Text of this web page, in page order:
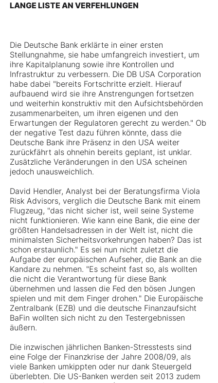
LANGE LISTE AN VERFEHLUNGEN
Die Deutsche Bank erklärte in einer ersten
Stellungnahme, sie habe umfangreich investiert, um
ihre Kapitalplanung sowie ihre Kontrollen und
Infrastruktur zu verbessern. Die DB USA Corporation
habe dabei "bereits Fortschritte erzielt. Hierauf
aufbauend wird sie ihre Anstrengungen fortsetzen
und weiterhin konstruktiv mit den Aufsichtsbehörden
zusammenarbeiten, um ihren eigenen und den
Erwartungen der Regulatoren gerecht zu werden." Ob
der negative Test dazu führen könnte, dass die
Deutsche Bank ihre Präsenz in den USA weiter
zurückfährt als ohnehin bereits geplant, ist unklar.
Zusätzliche Veränderungen in den USA scheinen
jedoch unausweichlich.
David Hendler, Analyst bei der Beratungsfirma Viola
Risk Advisors, verglich die Deutsche Bank mit einem
Flugzeug, "das nicht sicher ist, weil seine Systeme
nicht funktionieren. Wie kann eine Bank, die eine der
größten Handelsadressen in der Welt ist, nicht die
minimalsten Sicherheitsvorkehrungen haben? Das ist
schon erstaunlich." Es sei nun nicht zuletzt die
Aufgabe der europäischen Aufseher, die Bank an die
Kandare zu nehmen. "Es scheint fast so, als wollten
die nicht die Verantwortung für diese Bank
übernehmen und lassen die Fed den bösen Jungen
spielen und mit dem Finger drohen." Die Europäische
Zentralbank (EZB) und die deutsche Finanzaufsicht
BaFin wollten sich nicht zu den Testergebnissen
äußern.
Die inzwischen jährlichen Banken-Stresstests sind
eine Folge der Finanzkrise der Jahre 2008/09, als
viele Banken umkippten oder nur dank Steuergeld
überlebten. Die US-Banken werden seit 2013 zudem